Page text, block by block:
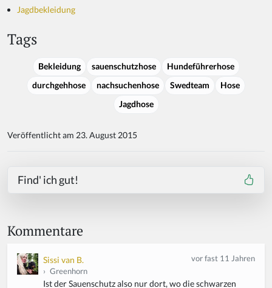
Jagdbekleidung
Tags
Bekleidung sauenschutzhose
Hundeführerhose
durchgehhose
nachsuchenhose Swedteam
Hose
Jagdhose
Veröffentlicht am 23. August 2015
Find' ich gut!
Kommentare
Sissi van B.
› Greenhorn
vor fast 11 Jahren
Ist der Sauenschutz also nur dort, wo die schwarzen